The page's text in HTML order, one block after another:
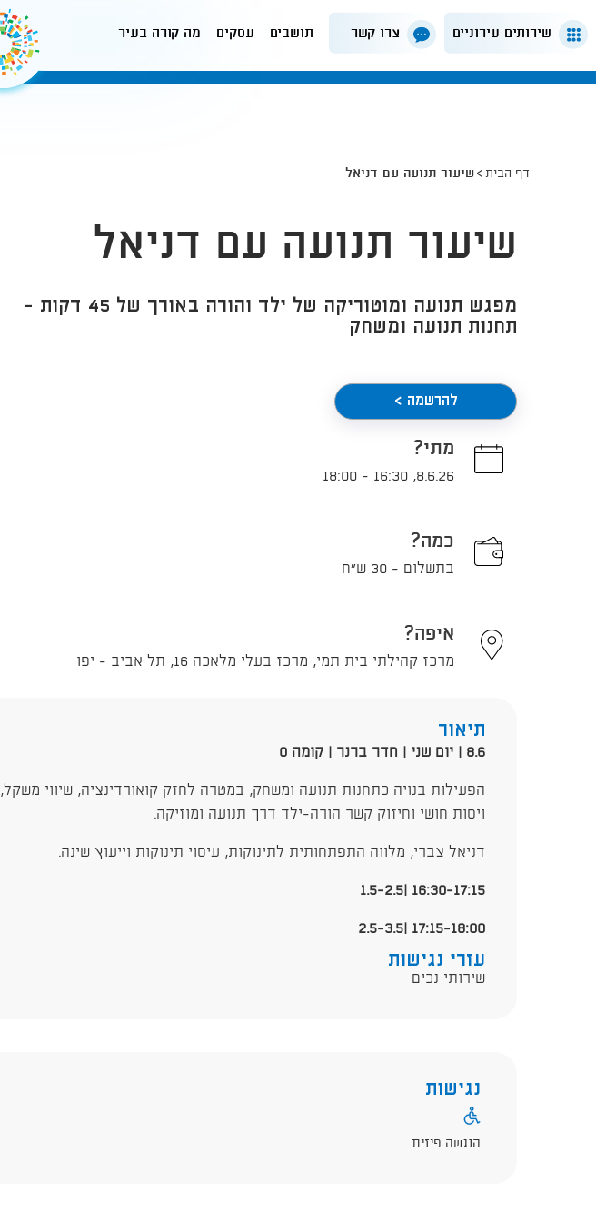
שירותים עירוניים צרו קשר תושבים עסקים מה קורה בעיר
דף הבית שיעור תנועה עם דניאל
שיעור תנועה עם דניאל
מפגש תנועה ומוטוריקה של ילד והורה באורך של 45 דקות -
תחנות תנועה ומשחק
להרשמה >
מתי?
8.6.26
,
16:30
-
18:00
כמה?
בתשלום - 30 ש"ח
איפה?
מרכז קהילתי בית תמי, מרכז בעלי מלאכה 16, תל אביב - יפו
תיאור
8.6 | יום שני | חדר ברנר | קומה 0
הפעילות בנויה כתחנות תנועה ומשחק, במטרה לחזק קואורדינציה, שיווי משקל,
ויסות חושי וחיזוק קשר הורה-ילד דרך תנועה ומוזיקה.
דניאל צברי, מלווה התפתחותית לתינוקות, עיסוי תינוקות וייעוץ שינה.
16:30-17:15 |1.5-2.5
17:15-18:00 |2.5-3.5
עזרי נגישות
שירותי נכים
נגישות
הנגשה פיזית